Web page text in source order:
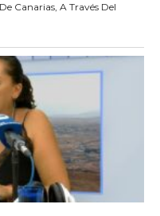
Canarias, A Través Del